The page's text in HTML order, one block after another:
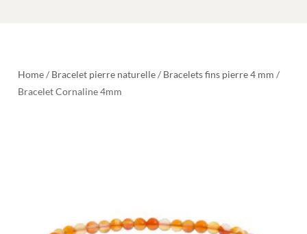
Home/ Bracelet pierre naturelle/ Bracelets fins pierre 4 mm /
Bracelet Cornaline 4mm